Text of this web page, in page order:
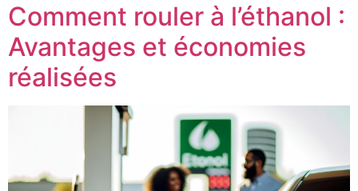
Comment rouler à l’éthanol :
Avantages et économies
réalisées